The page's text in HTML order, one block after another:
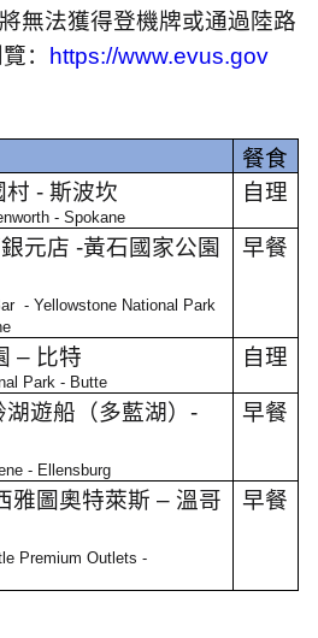
無法獲得登機牌或通過陸路
：
https://www.evus.gov
餐食
村-斯波坎
- Spokane
自理
銀元店-黃石國家公園
- Yellowstone National Park
早餐
– 比特
Park - Butte
自理
湖遊船（多藍湖）-
- Ellensburg
早餐
雅圖奧特萊斯– 溫哥
Premium Outlets -
早餐